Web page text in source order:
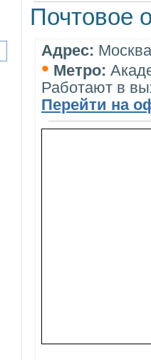
Почтовое
Адрес:
• Метро:
Работают в
Перейти на